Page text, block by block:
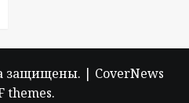
защищены. | CoverNews
themes.